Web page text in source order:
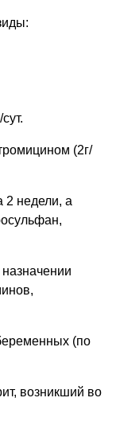
(2г/
2 недели, а
(по
возникший во